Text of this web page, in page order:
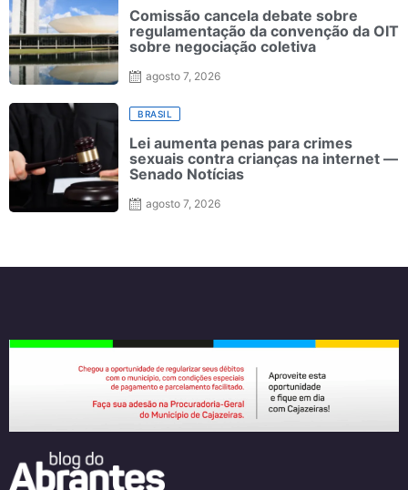
Comissão cancela debate sobre
regulamentação da convenção da OIT
sobre negociação coletiva
agosto 7, 2026
BRASIL
Lei aumenta penas para crimes
sexuais contra crianças na internet —
Senado Notícias
agosto 7, 2026